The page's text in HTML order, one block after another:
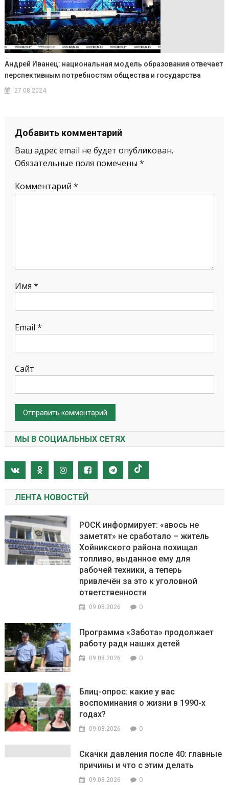
Андрей Иванец: национальная модель образования отвечает
перспективным потребностям общества и государства
27.08.2024
Добавить комментарий
Ваш адрес email не будет опубликован.
Обязательные поля помечены *
Комментарий *
Имя *
Email *
Сайт
МЫ В СОЦИАЛЬНЫХ СЕТЯХ
ЛЕНТА НОВОСТЕЙ
РОСК информирует: «авось не
заметят» не сработало – житель
Хойникского района похищал
топливо, выданное ему для
рабочей техники, а теперь
привлечён за это к уголовной
ответственности
09.08.2026 0
Программа «Забота» продолжает
работу ради наших детей
09.08.2026 0
Блиц-опрос: какие у вас
воспоминания о жизни в 1990-х
годах?
09.08.2026 0
Скачки давления после 40: главные
причины и что с этим делать
09.08.2026 0